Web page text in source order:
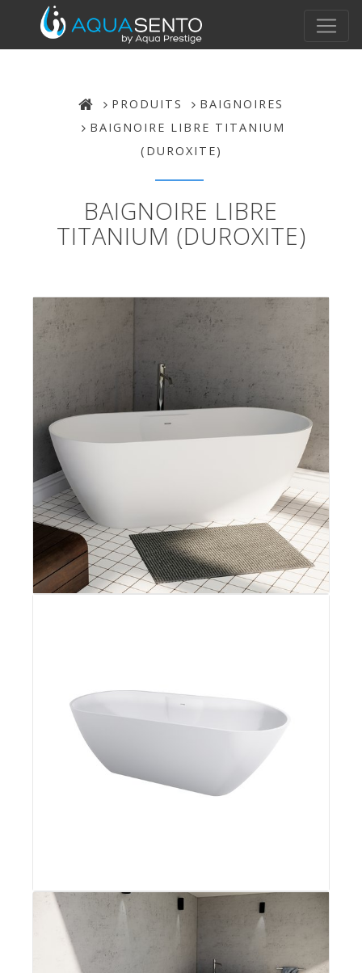
PRODUITS
BAIGNOIRES
BAIGNOIRE LIBRE TITANIUM
(DUROXITE)
BAIGNOIRE LIBRE
TITANIUM (DUROXITE)